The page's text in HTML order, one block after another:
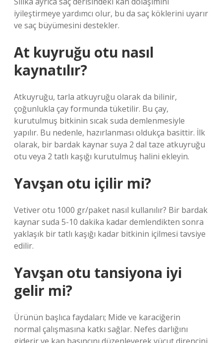
iyileştirmeye yardımcı olur, bu da saç köklerini uyarır
ve saç büyümesini destekler.
At kuyruğu otu nasıl
kaynatılır?
Atkuyruğu, tarla atkuyruğu olarak da bilinir,
çoğunlukla çay formunda tüketilir. Bu çay,
kurutulmuş bitkinin sıcak suda demlenmesiyle
yapılır. Bu nedenle, hazırlanması oldukça basittir. İlk
olarak, bir bardak kaynar suya 2 dal taze atkuyruğu
otu veya 2 tatlı kaşığı kurutulmuş halini ekleyin.
Yavşan otu içilir mi?
Vetiver otu 1000 gr/paket nasıl kullanılır? Bir bardak
kaynar suda 5-10 dakika kadar demlendikten sonra
yaklaşık bir tatlı kaşığı kadar bitkinin içilmesi tavsiye
edilir.
Yavşan otu tansiyona iyi
gelir mi?
Ürünün başlıca faydaları; Mide ve karaciğerin
normal çalışmasına katkı sağlar. Nefes darlığını